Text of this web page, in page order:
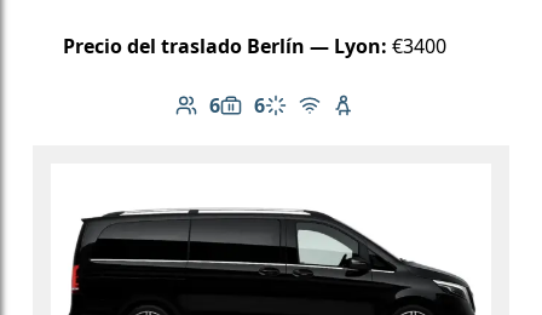
Precio del traslado Berlín — Lyon: €3400
6
Número de pasajeros: 6
6
Capacidad de equipaje: 6
Aire acondicionado
Wi-Fi gratuito
Asiento infantil